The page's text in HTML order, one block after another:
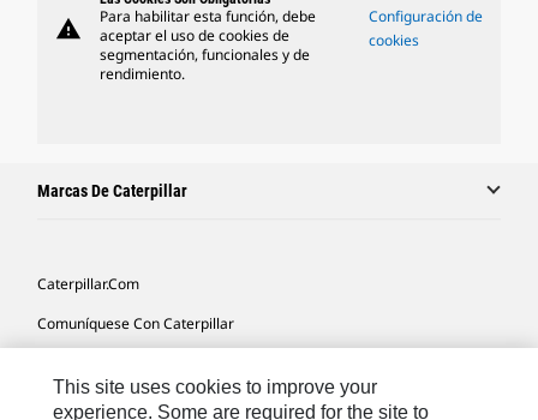
warning
Para habilitar esta función, debe
aceptar el uso de cookies de
segmentación, funcionales y de
rendimiento.
Configuración de
cookies
Marcas De Caterpillar
Caterpillar.com
Comuníquese Con Caterpillar
Mapa Del Sitio
This site uses cookies to improve your
experience. Some are required for the site to